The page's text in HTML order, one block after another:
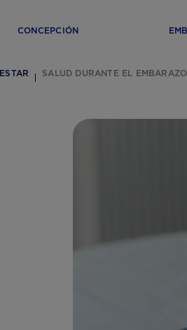
CONCEPCIÓN
SALUD DURANTE EL EMBARAZO